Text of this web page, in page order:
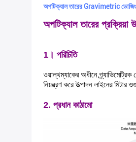
অপটিক্যাল তারের Gravimetric ডোজিং
অপটিক্যাল তারের প্রক্রিয়া
1। পরিচিতি
ওয়াল্থম্যাকের অধীনে
নিয়ন্ত্রণ করে উত্পাদন লাইনের মিটার
2. প্রধান কাঠামো